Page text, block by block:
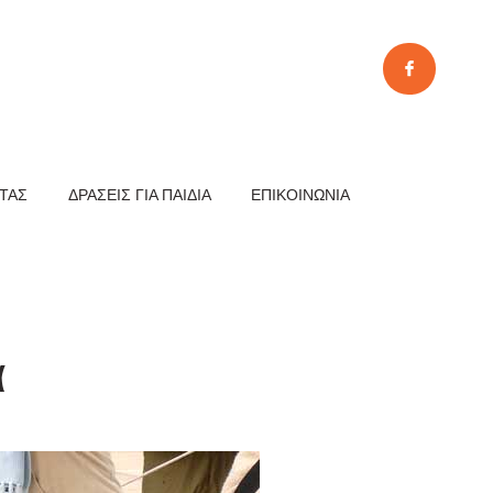
ΔΡΆΣΕΙΣ ΓΙΑ ΠΑΙΔΙΆ ΕΠΙΚΟΙΝΩΝΊΑ